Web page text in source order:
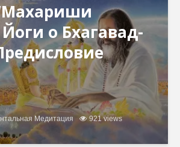
о Бхагавад-
Медитация 921 views